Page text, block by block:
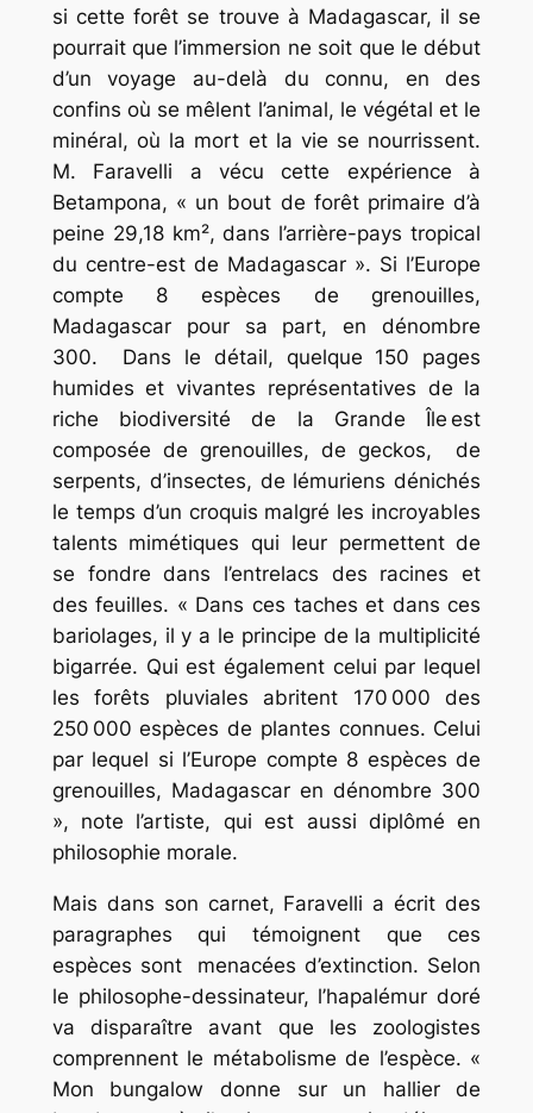
si cette forêt se trouve à Madagascar, il se
pourrait que l’immersion ne soit que le début
d’un voyage au-delà du connu, en des
confins où se mêlent l’animal, le végétal et le
minéral, où la mort et la vie se nourrissent.
M. Faravelli a vécu cette expérience à
Betampona, « un bout de forêt primaire d’à
peine 29,18 km², dans l’arrière-pays tropical
du centre-est de Madagascar ». Si l’Europe
compte 8 espèces de grenouilles,
Madagascar pour sa part, en dénombre
300. Dans le détail, quelque 150 pages
humides et vivantes représentatives de la
riche biodiversité de la Grande Île est
composée de grenouilles, de geckos, de
serpents, d’insectes, de lémuriens dénichés
le temps d’un croquis malgré les incroyables
talents mimétiques qui leur permettent de
se fondre dans l’entrelacs des racines et
des feuilles. « Dans ces taches et dans ces
bariolages, il y a le principe de la multiplicité
bigarrée. Qui est également celui par lequel
les forêts pluviales abritent 170 000 des
250 000 espèces de plantes connues. Celui
par lequel si l’Europe compte 8 espèces de
grenouilles, Madagascar en dénombre 300
», note l’artiste, qui est aussi diplômé en
philosophie morale.
Mais dans son carnet, Faravelli a écrit des
paragraphes qui témoignent que ces
espèces sont menacées d’extinction. Selon
le philosophe-dessinateur, l’hapalémur doré
va disparaître avant que les zoologistes
comprennent le métabolisme de l’espèce. «
Mon bungalow donne sur un hallier de